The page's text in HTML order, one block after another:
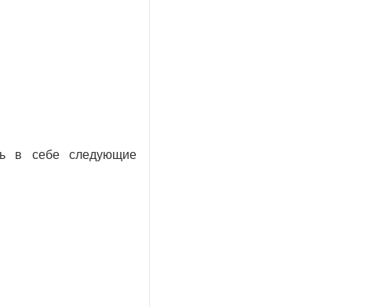
в себе следующие